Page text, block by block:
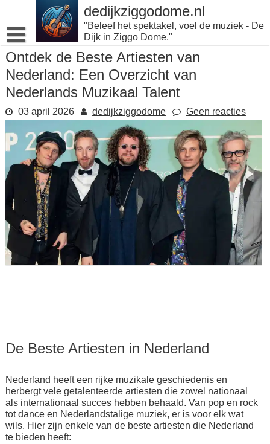
inhoud
gaan
dedijkziggodome.nl
"Beleef het spektakel, voel de muziek - De
Dijk in Ziggo Dome."
Ontdek de Beste Artiesten van
Nederland: Een Overzicht van
Nederlands Muzikaal Talent
03 april 2026 dedijkziggodome Geen reacties
De Beste Artiesten in Nederland
Nederland heeft een rijke muzikale geschiedenis en
herbergt vele getalenteerde artiesten die zowel nationaal
als internationaal succes hebben behaald. Van pop en rock
tot dance en Nederlandstalige muziek, er is voor elk wat
wils. Hier zijn enkele van de beste artiesten die Nederland
te bieden heeft: